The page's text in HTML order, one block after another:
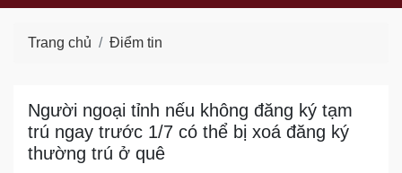
Trang chủ Điểm tin
Người ngoại tỉnh nếu không đăng ký tạm
trú ngay trước 1/7 có thể bị xoá đăng ký
thường trú ở quê